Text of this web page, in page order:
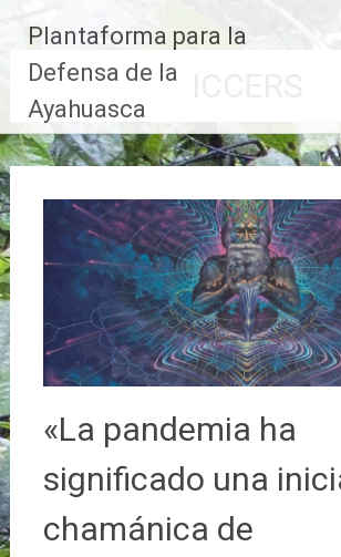
contenido
Plantaforma para la
Defensa de la
Ayahuasca
«La pandemia ha
significado una
chamánica de